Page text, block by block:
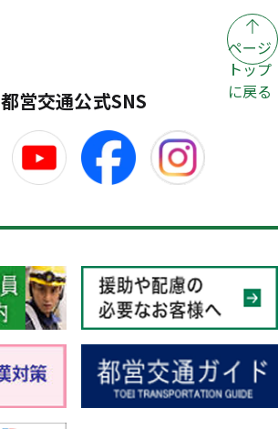
ページ
トップ
に戻る
都営交通公式SNS